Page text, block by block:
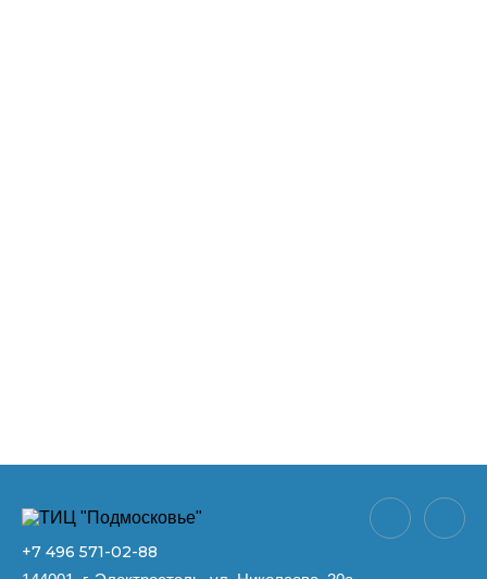
+7 496 571-02-88